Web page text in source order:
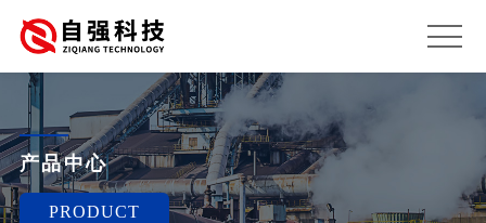
产品中心
PRODUCT